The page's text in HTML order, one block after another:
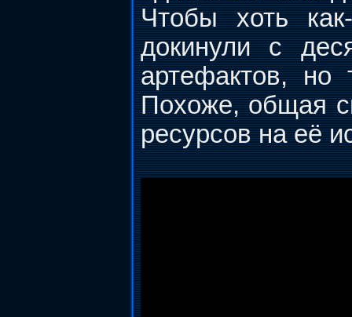
Чтобы хоть
докинули с
артефактов, но
Похоже, общая
ресурсов на её